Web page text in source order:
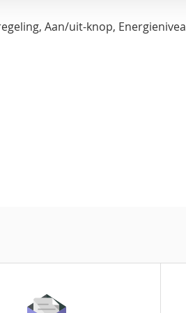
Aan/uit-knop,